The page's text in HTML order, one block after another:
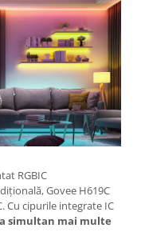
RGBIC
Govee H619C
Cu cipurile integrate IC
simultan mai multe